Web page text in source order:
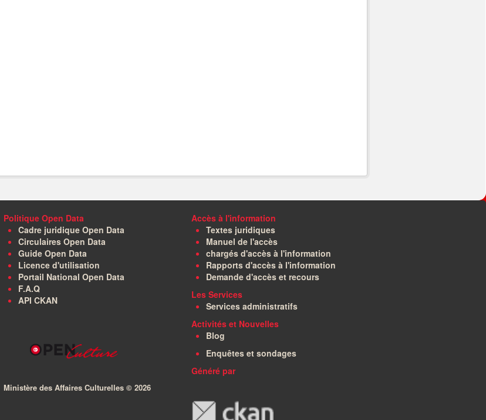
Politique Open Data
Cadre juridique Open Data
Circulaires Open Data
Guide Open Data
Licence d'utilisation
Portail National Open Data
F.A.Q
API CKAN
Ministère des Affaires Culturelles © 2026
Accès à l'information
Textes juridiques
Manuel de l'accès
chargés d'accès à l'information
Rapports d'accès à l'information
Demande d'accès et recours
Les Services
Services administratifs
Activités et Nouvelles
Blog
Enquêtes et sondages
Généré par